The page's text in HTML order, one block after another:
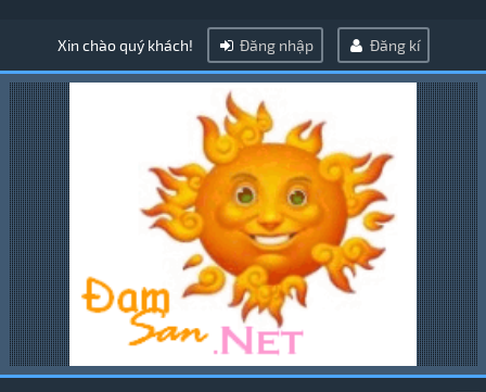
Xin chào quý khách! Đăng nhập Đăng kí